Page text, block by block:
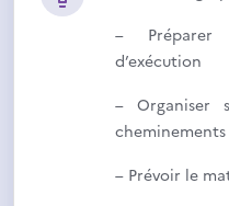
– Préparer
d’exécution
– Organiser
cheminements
– Prévoir le